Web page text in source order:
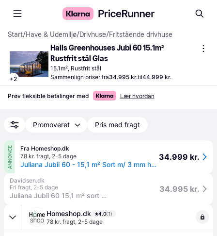
Start/Have & Udemiljø/Drivhuse/Fritstående drivhuse
+2
Halls Greenhouses Jubi 60 15.1m²
Rustfrit stål Glas
15.1m², Rustfrit stål
Sammenlign priser fra34.995 kr.til44.999 kr.
Prøv fleksible betalinger med Lær hvordan
Promoveret Pris med fragt
ANNONCE
Fra Homeshop.dk
78 kr. fragt, 2-5 dage
Juliana Jubii 60 - 15,1 m² Sort m/ 3 mm hærdet glas
34.999 kr.
Davidsen.dk
Fri fragt, 2-5 dage
Juliana Jubii 60 15,1 m² sort 3 mm hærdet glas - Fri fragt
34.995 kr.
Homeshop.dk 4.0(1)
78 kr. fragt, 2-5 dage